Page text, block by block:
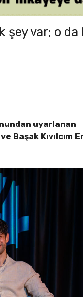
şey var; o da
uyarlanan
Başak Kıvılcım